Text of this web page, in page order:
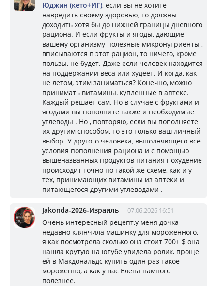
Юджин (кето+ИГ), если вы не хотите
навредить своему здоровью, то должны
доходить хотя бы до нижней границы дневного
рациона. И если фрукты и ягоды, дающие
вашему организму полезные микронутриенты ,
вписываются в этот рацион, то ничего, кроме
пользы, не будет. Даже если человек находится
на поддержании веса или худеет. И когда, как
не летом, этим заниматься? Конечно, можно
принимать витамины, купленные в аптеке.
Каждый решает сам. Но в случае с фруктами и
ягодами вы пополните также и необходимые
углеводы . Но , повторяю, если вы пополняете
их другим способом, то это только ваш личный
выбор. У другого человека, выполняющего все
условия пополнения рациона и с помощью
вышеназванных продуктов питания похудение
происходит точно по такой же схеме, как и у
тех, принимающих витамины из аптеки и
питающегося другими углеводами .
Jakonda-2026-Израиль 07.06.2026 16:51
Очень интересный рецепт,у меня дочка
недавно клянчила машинку для мороженного,
я как посмотрела сколько она стоит 700+ $ она
нашла крутую на ютубе увидела ролик, проще
ей в Макдональдс купить один раз такое
мороженно, а как у вас Елена намного
полезнее.